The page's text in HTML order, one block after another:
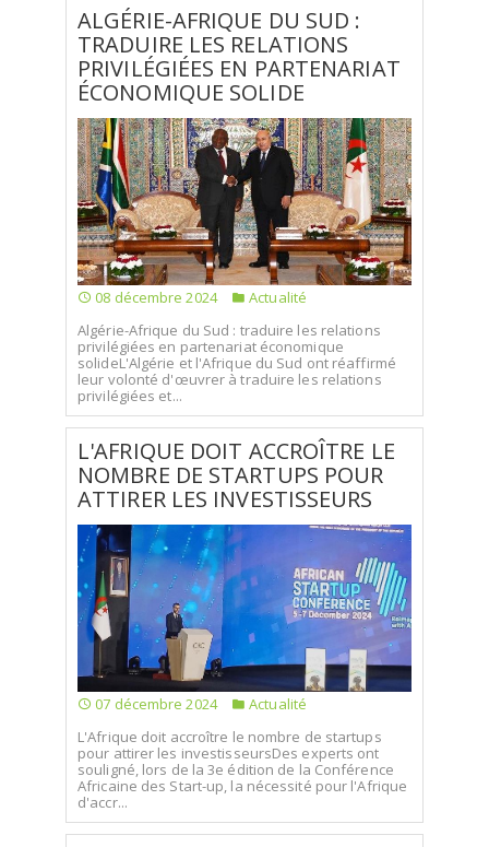
ALGÉRIE-AFRIQUE DU SUD :
TRADUIRE LES RELATIONS
PRIVILÉGIÉES EN PARTENARIAT
ÉCONOMIQUE SOLIDE
08 décembre 2024
Actualité
Algérie-Afrique du Sud : traduire les relations
privilégiées en partenariat économique
solideL'Algérie et l'Afrique du Sud ont réaffirmé
leur volonté d'œuvrer à traduire les relations
privilégiées et...
L'AFRIQUE DOIT ACCROÎTRE LE
NOMBRE DE STARTUPS POUR
ATTIRER LES INVESTISSEURS
07 décembre 2024
Actualité
L'Afrique doit accroître le nombre de startups
pour attirer les investisseursDes experts ont
souligné, lors de la 3e édition de la Conférence
Africaine des Start-up, la nécessité pour l'Afrique
d'accr...